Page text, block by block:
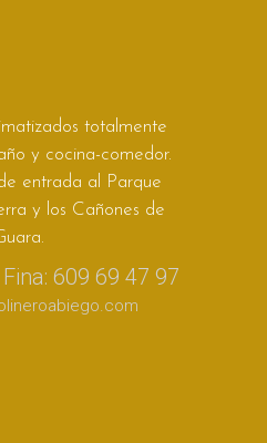
totalmente
y cocina-comedor.
entrada al Parque
y los Cañones de
609 69 47 97